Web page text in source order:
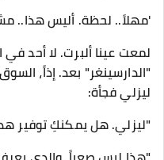
​'مهلاً.. لحظة. أليس هذا..
​لمعت عينا ألبرت. لا أحد
"الدارسينغر" بعد. إذاً،
ليزلي فجأة:
​"ليزلي. هل يمكنكِ توفير